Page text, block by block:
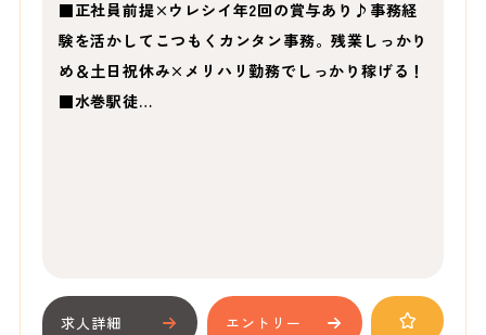
■正社員前提×ウレシイ年2回の賞与あり♪事務経
験を活かしてこつもくカンタン事務。残業しっかり
め＆土日祝休み×メリハリ勤務でしっかり稼げる！
■水巻駅徒…
求人詳細 エントリー